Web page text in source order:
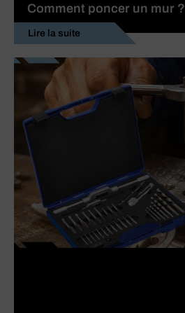
Comment poncer un mur ?
Lire la suite